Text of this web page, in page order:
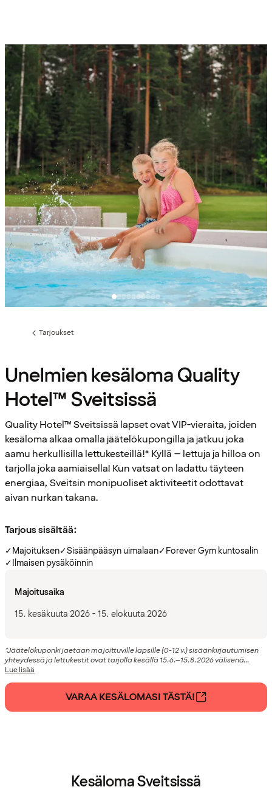
Edellinen
Tarjoukset
Unelmien kesäloma Quality
Hotel™ Sveitsissä
Quality Hotel™ Sveitsissä lapset ovat VIP-vieraita, joiden
kesäloma alkaa omalla jäätelökupongilla ja jatkuu joka
aamu herkullisilla lettukesteillä!* Kyllä – lettuja ja hilloa on
tarjolla joka aamiaisella! Kun vatsat on ladattu täyteen
energiaa, Sveitsin monipuoliset aktiviteetit odottavat
aivan nurkan takana.
Tarjous sisältää:
✓Majoituksen✓Sisäänpääsyn uimalaan✓Forever Gym kuntosalin
✓Ilmaisen pysäköinnin
Majoitusaika
15. kesäkuuta 2026 - 15. elokuuta 2026
*Jäätelökuponki jaetaan majoittuville lapsille (0-12 v.) sisäänkirjautumisen
yhteydessä ja lettukestit ovat tarjolla kesällä 15.6.–15.8.2026 välisenä...
Lue lisää
VARAA KESÄLOMASI TÄSTÄ!
Kesäloma Sveitsissä